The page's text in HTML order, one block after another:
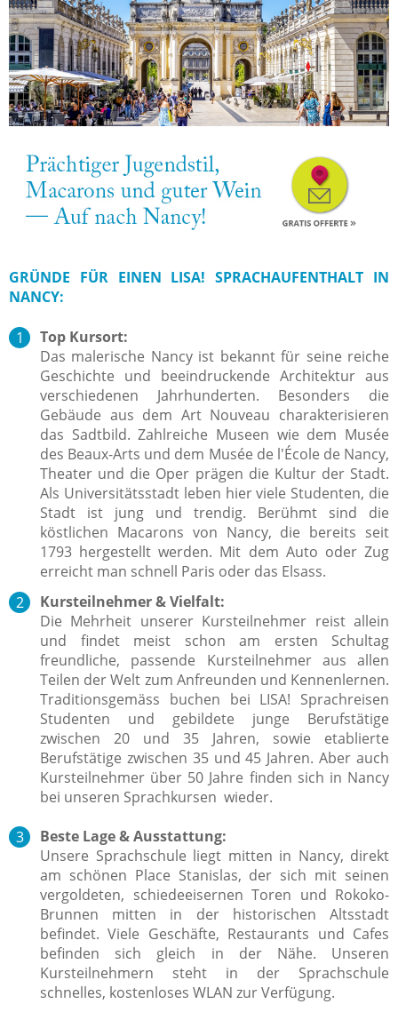
GRÜNDE FÜR EINEN LISA! SPRACHAUFENTHALT IN
NANCY:
Top Kursort:
Das malerische Nancy ist bekannt für seine reiche
Geschichte und beeindruckende Architektur aus
verschiedenen Jahrhunderten. Besonders die
Gebäude aus dem Art Nouveau charakterisieren
das Sadtbild. Zahlreiche Museen wie dem Musée
des Beaux-Arts und dem Musée de l'École de Nancy,
Theater und die Oper prägen die Kultur der Stadt.
Als Universitätsstadt leben hier viele Studenten, die
Stadt ist jung und trendig. Berühmt sind die
köstlichen Macarons von Nancy, die bereits seit
1793 hergestellt werden. Mit dem Auto oder Zug
erreicht man schnell Paris oder das Elsass.
Kursteilnehmer & Vielfalt:
Die Mehrheit unserer Kursteilnehmer reist allein
und findet meist schon am ersten Schultag
freundliche, passende Kursteilnehmer aus allen
Teilen der Welt zum Anfreunden und Kennenlernen.
Traditionsgemäss buchen bei LISA! Sprachreisen
Studenten und gebildete junge Berufstätige
zwischen 20 und 35 Jahren, sowie etablierte
Berufstätige zwischen 35 und 45 Jahren. Aber auch
Kursteilnehmer über 50 Jahre finden sich in Nancy
bei unseren Sprachkursen wieder.
Beste Lage & Ausstattung:
Unsere Sprachschule liegt mitten in Nancy, direkt
am schönen Place Stanislas, der sich mit seinen
vergoldeten, schiedeeisernen Toren und Rokoko-
Brunnen mitten in der historischen Altsstadt
befindet. Viele Geschäfte, Restaurants und Cafes
befinden sich gleich in der Nähe. Unseren
Kursteilnehmern steht in der Sprachschule
schnelles, kostenloses WLAN zur Verfügung.